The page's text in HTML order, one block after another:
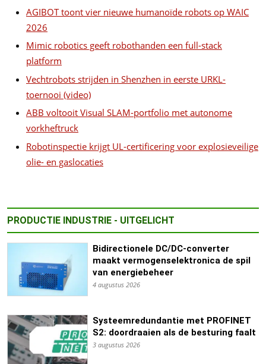
AGIBOT toont vier nieuwe humanoïde robots op WAIC
2026
Mimic robotics geeft robothanden een full-stack
platform
Vechtrobots strijden in Shenzhen in eerste URKL-
toernooi (video)
ABB voltooit Visual SLAM-portfolio met autonome
vorkheftruck
Robotinspectie krijgt UL-certificering voor explosieveilige
olie- en gaslocaties
PRODUCTIE INDUSTRIE - UITGELICHT
Bidirectionele DC/DC-converter
maakt vermogenselektronica de spil
van energiebeheer
4 augustus 2026
Systeemredundantie met PROFINET
S2: doordraaien als de besturing faalt
3 augustus 2026